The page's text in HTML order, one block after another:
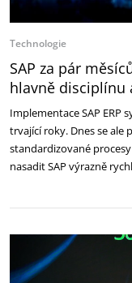
Technologie
SAP za pár
hlavně disciplínu
Implementace SAP
trvající roky. Dnes se ale
standardizované
nasadit SAP výrazně